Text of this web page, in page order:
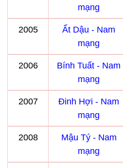
mạng
2005
Ất Dậu - Nam
mạng
2006
Bính Tuất - Nam
mạng
2007
Đinh Hợi - Nam
mạng
2008
Mậu Tý - Nam
mạng